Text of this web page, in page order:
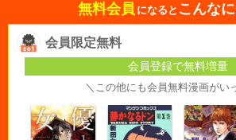
無料会員 になると こんな
会員限定無料
会員登録で無料増量
＼この他にも会員無料漫画がい